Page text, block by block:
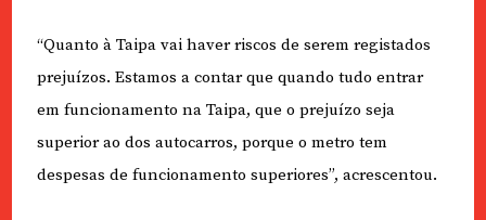
“Quanto à Taipa vai haver riscos de serem registados
prejuízos. Estamos a contar que quando tudo entrar
em funcionamento na Taipa, que o prejuízo seja
superior ao dos autocarros, porque o metro tem
despesas de funcionamento superiores”, acrescentou.